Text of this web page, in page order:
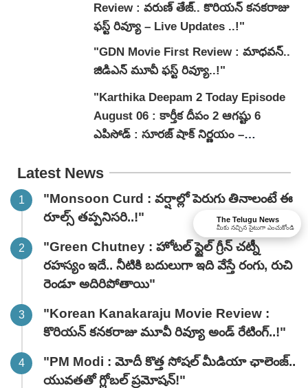
Review : వరుణ్ తేజ్.. కొరియన్ కనకరాజు
ఫస్ట్ రివ్యూ – Live Updates ..!"
"GDN Movie First Review : మాధవన్..
జిడిఎన్ మూవీ ఫ‌స్ట్ రివ్యూ..!"
"Karthika Deepam 2 Today Episode
August 06 : కార్తీక దీపం 2 ఆగష్టు 6
ఎపిసోడ్ : సూరజ్ షాక్ నిర్ణయం –
Latest News
"Monsoon Curd : వర్షాల్లో పెరుగు తినాలంటే ఈ
రూల్స్ తప్పనిసరి..!"
"Green Chutney : హోటల్ స్టైల్ గ్రీన్ చట్నీ
రహస్యం ఇదే.. నీటికి బదులుగా ఇది వేస్తే రంగు, రుచి
రెండూ అదిరిపోతాయి"
"Korean Kanakaraju Movie Review :
కొరియన్ కనకరాజు మూవీ రివ్యూ అండ్ రేటింగ్‌..!"
"PM Modi : మోదీ కొత్త సోషల్ మీడియా ఛాలెంజ్..
యువతతో గ్లోబల్ ప్రమోషన్!"
The Telugu News
మీకు నచ్చిన సైటుగా ఎంచుకోండి